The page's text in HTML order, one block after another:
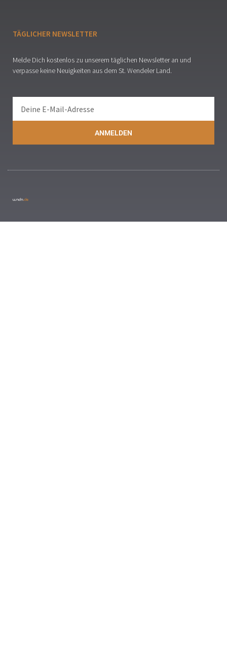
TÄGLICHER NEWSLETTER
Melde Dich kostenlos zu unserem täglichen Newsletter an und
verpasse keine Neuigkeiten aus dem St. Wendeler Land.
ANMELDEN